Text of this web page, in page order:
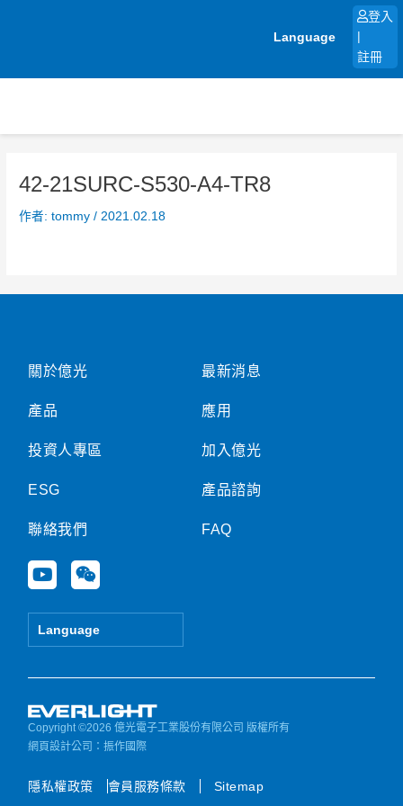
Language
登入
註冊
42-21SURC-S530-A4-TR8
作者:tommy/ 2021.02.18
關於億光
產品
投資人專區
ESG
聯絡我們
Y
o
u
e
W
e
i
Language
最新消息
應用
加入億光
產品諮詢
FAQ
Copyright ©2026 億光電子工業股份有限公司 版權所有
網頁設計公司 ：振作國際
隱私權政策 會員服務條款 Sitemap